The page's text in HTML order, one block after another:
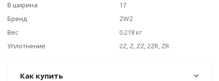
B ширина
17
Бренд
ZWZ
Вес
0.218 кг
Уплотнение
2Z, Z, ZZ, 2ZR, ZR
Как купить